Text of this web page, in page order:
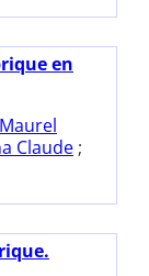
en
Maurel
Claude ;